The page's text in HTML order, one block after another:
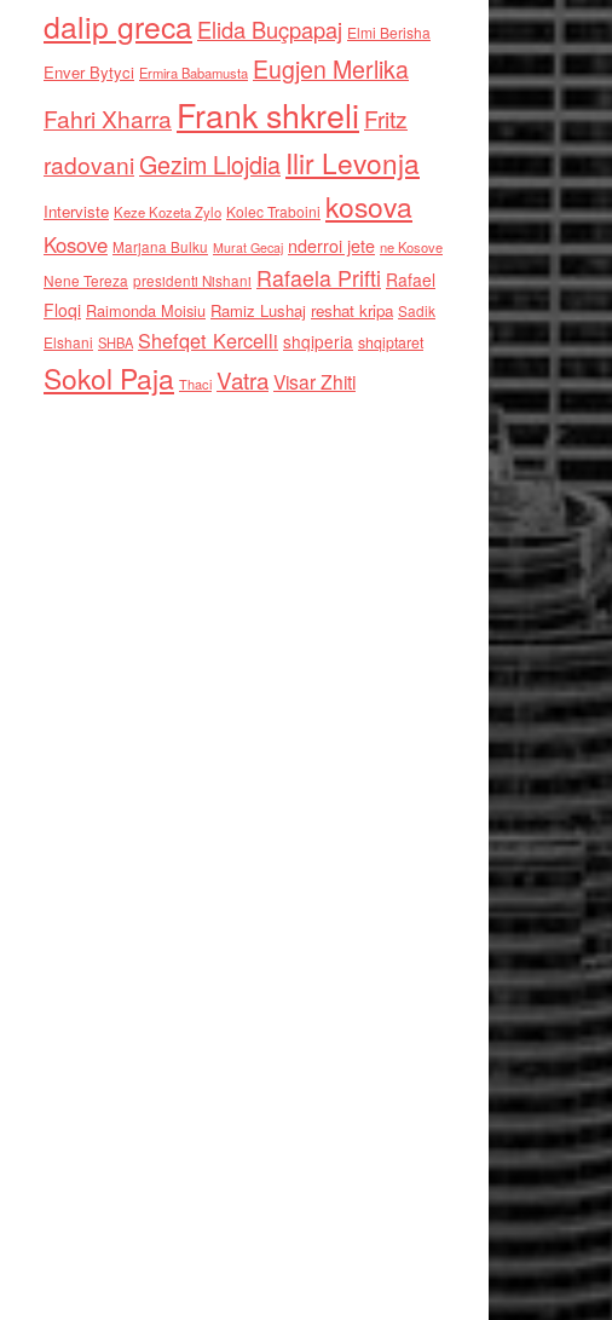
dalip grecaElida Buçpapaj Elmi Berisha
Enver Bytyci Ermira Babamusta Eugjen Merlika
Fahri Xharra Frank shkreli Fritz
radovaniGezim Llojdia Ilir Levonja
Interviste Keze Kozeta Zylo Kolec Traboini kosova
Kosove Marjana Bulku Murat Gecaj nderroi jete ne Kosove
Nene Tereza presidenti Nishani Rafaela Prifti Rafael
Floqi Raimonda Moisiu Ramiz Lushaj reshat kripa Sadik
Elshani SHBA Shefqet Kercelli shqiperia shqiptaret
Sokol Paja Thaci VatraVisar Zhiti